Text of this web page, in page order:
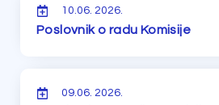
10.06. 2026.
Poslovnik o radu Komisije
09.06. 2026.